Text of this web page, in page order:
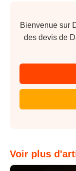
Bienvenue sur
des devis de
Voir plus